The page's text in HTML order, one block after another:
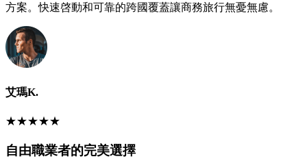
方案。快速啓動和可靠的跨國覆蓋讓商務旅行無憂無慮。
艾瑪K.
★★★★★
自由職業者的完美選擇